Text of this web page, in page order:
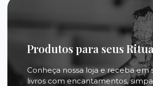
Produtos para seus
Conheça nossa loja e receba em
livros com encantamentos,